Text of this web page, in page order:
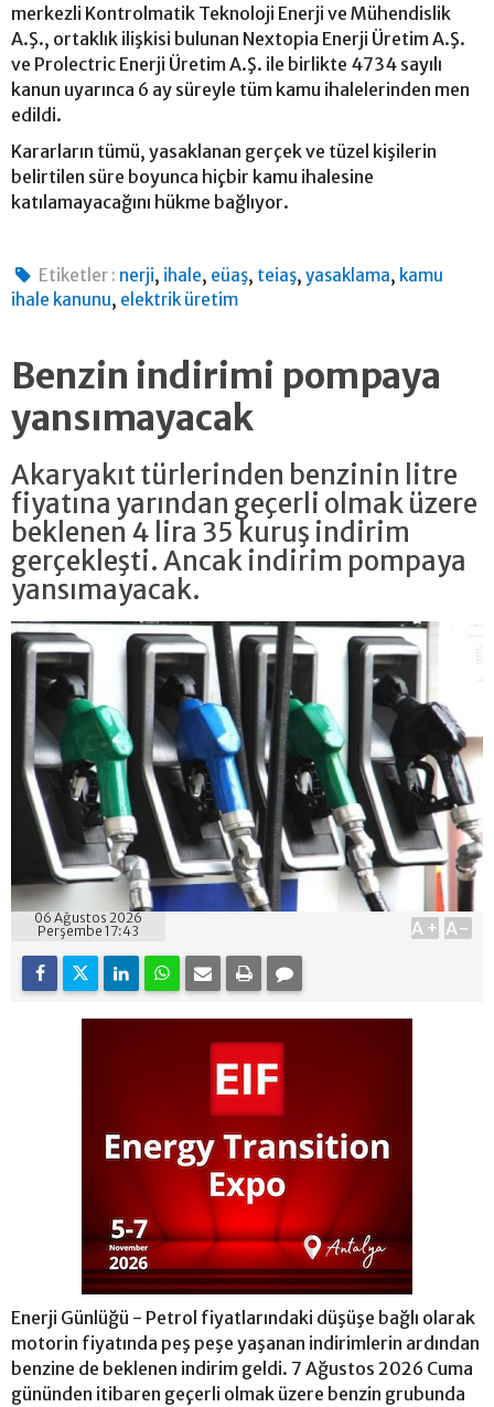
merkezli Kontrolmatik Teknoloji Enerji ve Mühendislik
A.Ş., ortaklık ilişkisi bulunan Nextopia Enerji Üretim A.Ş.
ve Prolectric Enerji Üretim A.Ş. ile birlikte 4734 sayılı
kanun uyarınca 6 ay süreyle tüm kamu ihalelerinden men
edildi.
Kararların tümü, yasaklanan gerçek ve tüzel kişilerin
belirtilen süre boyunca hiçbir kamu ihalesine
katılamayacağını hükme bağlıyor.
Etiketler : nerji, ihale, eüaş, teiaş,yasaklama, kamu
ihale kanunu, elektrik üretim
Benzin indirimi pompaya
yansımayacak
Akaryakıt türlerinden benzinin litre
fiyatına yarından geçerli olmak üzere
beklenen 4 lira 35 kuruş indirim
gerçekleşti. Ancak indirim pompaya
yansımayacak.
06 Ağustos 2026
Perşembe 17:43
A+ A-
Enerji Günlüğü - Petrol fiyatlarındaki düşüşe bağlı olarak
motorin fiyatında peş peşe yaşanan indirimlerin ardından
benzine de beklenen indirim geldi. 7 Ağustos 2026 Cuma
gününden itibaren geçerli olmak üzere benzin grubunda